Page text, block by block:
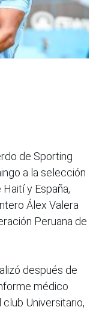
de Sporting
a la selección
y España,
Álex Valera
Peruana de
después de
médico
Universitario,